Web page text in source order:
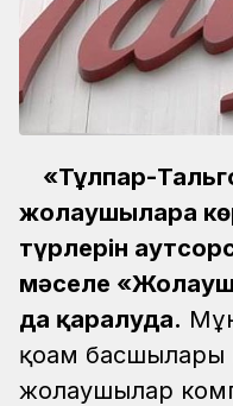
«Тұлпар-
жолаушыларға
түрлерін
мәселе
да қаралуда.
қоғам басшылары
жолаушылар